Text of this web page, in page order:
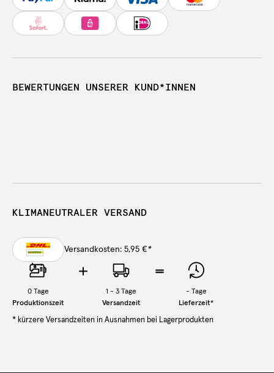
BEWERTUNGEN UNSERER KUND*INNEN
KLIMANEUTRALER VERSAND
Versandkosten: 5,95 €*
0Tage
Produktionszeit
1 - 3 Tage
Versandzeit
- Tage
Lieferzeit*
* kürzere Versandzeiten in Ausnahmen bei Lagerprodukten